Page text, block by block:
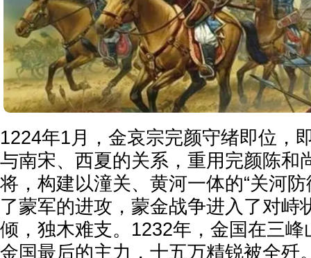
1224年1月，金哀宗完颜守绪即位，
与南宋、西夏的关系，重用完颜陈和
将，构建以潼关、黄河一体的“关河
了蒙军的进攻，蒙金战争进入了对峙
倾，独木难支。1232年，金国在三
金国最后的主力，十五万精锐被全歼